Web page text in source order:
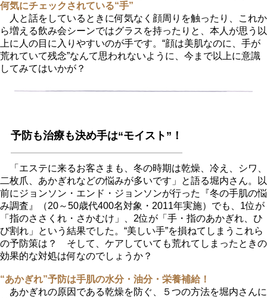
何気にチェックされている“手”
人と話をしているときに何気なく顔周りを触ったり、これか
ら増える飲み会シーンではグラスを持ったりと、本人が思う以
上に人の目に入りやすいのが手です。“顔は美肌なのに、手が
荒れていて残念”なんて思われないように、今まで以上に意識
してみてはいかが？
予防も治療も決め手は“モイスト”！
「エステに来るお客さまも、冬の時期は乾燥、冷え、シワ、
二枚爪、あかぎれなどの悩みが多いです」と語る堀内さん。以
前にジョンソン・エンド・ジョンソンが行った『冬の手肌の悩
み調査』（20～50歳代400名対象・2011年実施）でも、1位が
「指のささくれ・さかむけ」、2位が「手・指のあかぎれ、ひ
び割れ」という結果でした。“美しい手”を損ねてしまうこれら
の予防策は？ そして、ケアしていても荒れてしまったときの
効果的な対処は何なのでしょうか？
“あかぎれ”予防は手肌の水分・油分・栄養補給！
あかぎれの原因である乾燥を防ぐ、５つの方法を堀内さんに